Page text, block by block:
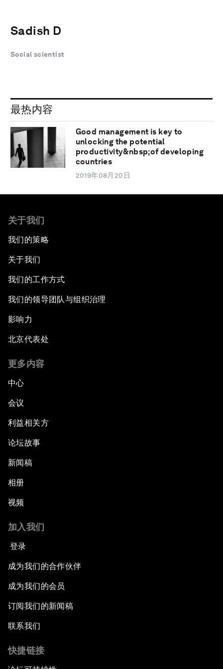
Sadish D
Social scientist
最热内容
Good management is key to
unlocking the potential
productivity&nbsp;of developing
countries
2019年08月20日
关于我们
我们的策略
关于我们
我们的工作方式
我们的领导团队与组织治理
影响力
北京代表处
更多内容
中心
会议
利益相关方
论坛故事
新闻稿
相册
视频
加入我们
登录
成为我们的合作伙伴
成为我们的会员
订阅我们的新闻稿
联系我们
快捷链接